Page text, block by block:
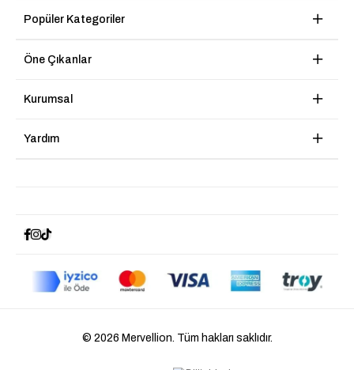
Popüler Kategoriler
Öne Çıkanlar
Kurumsal
Yardım
© 2026 Mervellion. Tüm hakları saklıdır.